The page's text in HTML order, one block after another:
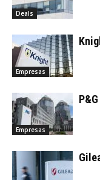
Deals
Empresas
Empresas